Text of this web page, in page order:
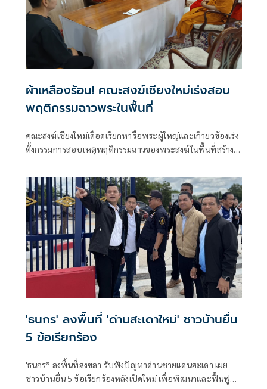
ผ้าเหลืองร้อน! คณะสงฆ์เชียงใหม่เร่งสอบ
พฤติกรรมฉาวพระในพื้นที่
คณะสงฆ์เชียงใหม่เดือดเรียกหารือพระผู้ใหญ่และเกีายวข้องเร่ง
ตั้งกรรมการสอบเหตุพฤติกรรมฉาวของพระสงฆ์ในพื้นที่สร้าง
โดยเร็ว
'ธนกร' ลงพื้นที่ 'ด่านสะเดาใหม่' ชาวบ้านยื่น
5 ข้อเรียกร้อง
'ธนกร” ลงพื้นที่สงขลา รับฟังปัญหาด่านชายแดนสะเดา เผย
ชาวบ้านยื่น 5 ข้อเรียกร้องหลังเปิดใหม่ เพื่อพัฒนาและฟื้นฟู